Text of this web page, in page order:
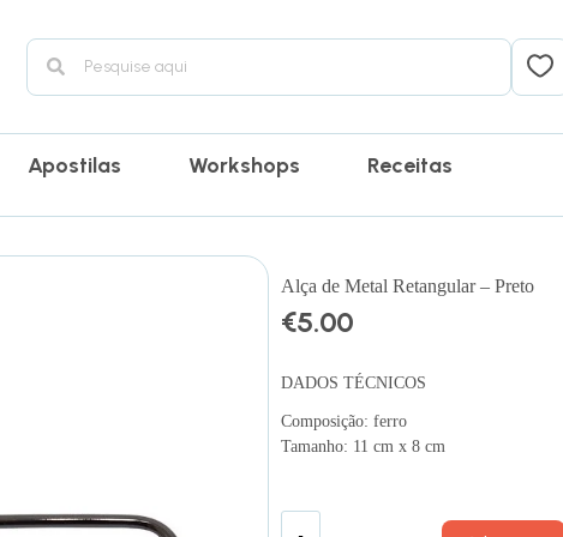
Apostilas Workshops Receitas
Alça de Metal Retangular – Preto
€5.00
DADOS TÉCNICOS
Composição: ferro
Tamanho: 11 cm x 8 cm